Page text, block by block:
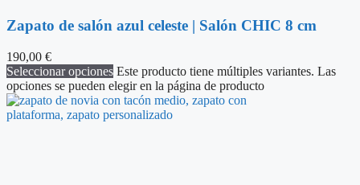
Zapato de salón azul celeste | Salón CHIC 8 cm
190,00 €
Seleccionar opciones Este producto tiene múltiples variantes. Las
opciones se pueden elegir en la página de producto